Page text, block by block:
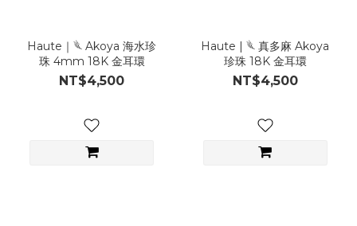
Haute｜𓆰 Akoya 海水珍
珠 4mm 18K 金耳環
NT$4,500
Haute | 𓆰 真多麻 Akoya
珍珠 18K 金耳環
NT$4,500